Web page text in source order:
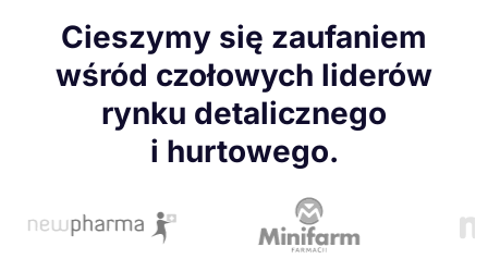
Cieszymy się zaufaniem
wśród czołowych liderów
rynku detalicznego
i hurtowego.